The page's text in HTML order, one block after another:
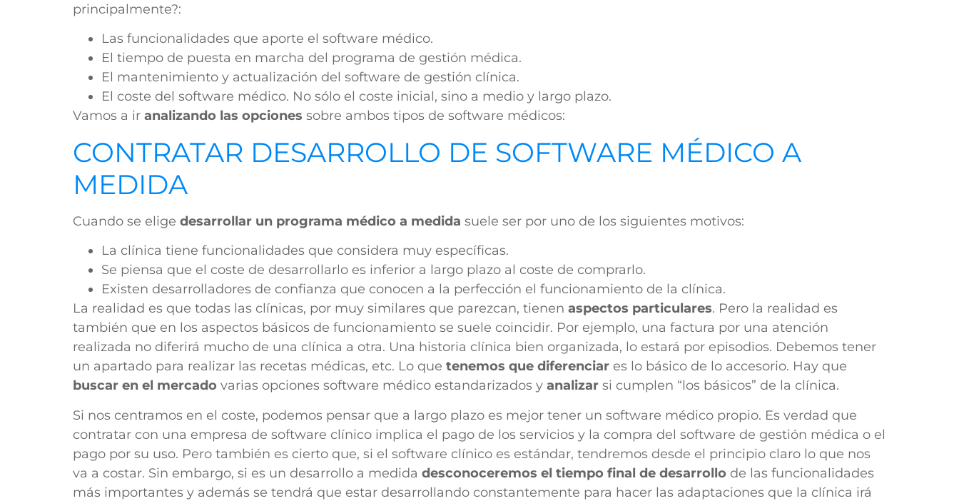
principalmente?:
Las funcionalidades que aporte el software médico.
El tiempo de puesta en marcha del programa de gestión médica.
El mantenimiento y actualización del software de gestión clínica.
El coste del software médico. No sólo el coste inicial, sino a medio y largo plazo.
Vamos a ir analizando las opciones sobre ambos tipos de software médicos:
CONTRATAR DESARROLLO DE SOFTWARE MÉDICO A
MEDIDA
Cuando se elige desarrollar un programa médico a medida suele ser por uno de los siguientes motivos:
La clínica tiene funcionalidades que considera muy específicas.
Se piensa que el coste de desarrollarlo es inferior a largo plazo al coste de comprarlo.
Existen desarrolladores de confianza que conocen a la perfección el funcionamiento de la clínica.
La realidad es que todas las clínicas, por muy similares que parezcan, tienen aspectos particulares. Pero la realidad es
también que en los aspectos básicos de funcionamiento se suele coincidir. Por ejemplo, una factura por una atención
realizada no diferirá mucho de una clínica a otra. Una historia clínica bien organizada, lo estará por episodios. Debemos tener
un apartado para realizar las recetas médicas, etc. Lo que tenemos que diferenciar es lo básico de lo accesorio. Hay que
buscar en el mercado varias opciones software médico estandarizados y analizar si cumplen “los básicos” de la clínica.
Si nos centramos en el coste, podemos pensar que a largo plazo es mejor tener un software médico propio. Es verdad que
contratar con una empresa de software clínico implica el pago de los servicios y la compra del software de gestión médica o el
pago por su uso. Pero también es cierto que, si el software clínico es estándar, tendremos desde el principio claro lo que nos
va a costar. Sin embargo, si es un desarrollo a medida desconoceremos el tiempo final de desarrollo de las funcionalidades
más importantes y además se tendrá que estar desarrollando constantemente para hacer las adaptaciones que la clínica irá